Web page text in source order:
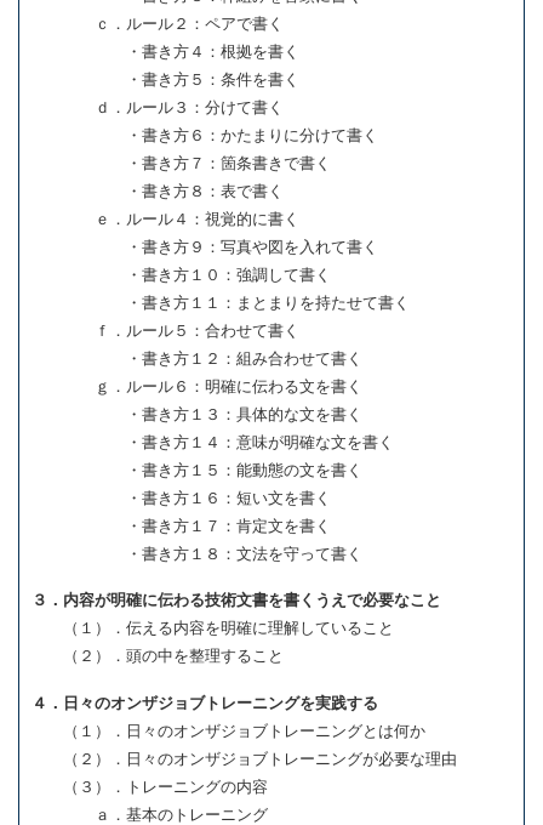
ｃ．ルール２：ペアで書く
・書き方４：根拠を書く
・書き方５：条件を書く
ｄ．ルール３：分けて書く
・書き方６：かたまりに分けて書く
・書き方７：箇条書きで書く
・書き方８：表で書く
ｅ．ルール４：視覚的に書く
・書き方９：写真や図を入れて書く
・書き方１０：強調して書く
・書き方１１：まとまりを持たせて書く
ｆ．ルール５：合わせて書く
・書き方１２：組み合わせて書く
ｇ．ルール６：明確に伝わる文を書く
・書き方１３：具体的な文を書く
・書き方１４：意味が明確な文を書く
・書き方１５：能動態の文を書く
・書き方１６：短い文を書く
・書き方１７：肯定文を書く
・書き方１８：文法を守って書く
３．内容が明確に伝わる技術文書を書くうえで必要なこと
（１）．伝える内容を明確に理解していること
（２）．頭の中を整理すること
４．日々のオンザジョブトレーニングを実践する
（１）．日々のオンザジョブトレーニングとは何か
（２）．日々のオンザジョブトレーニングが必要な理由
（３）．トレーニングの内容
ａ．基本のトレーニング